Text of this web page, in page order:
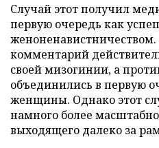
Случай этот получил
первую очередь как
комментарий
своей мизогинии, а
объединились в первую
женщины. Однако этот
намного более
выходящего далеко за